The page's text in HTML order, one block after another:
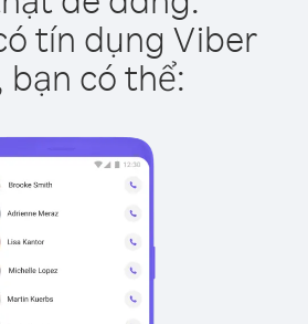
tín dụng Viber
bạn có thể: